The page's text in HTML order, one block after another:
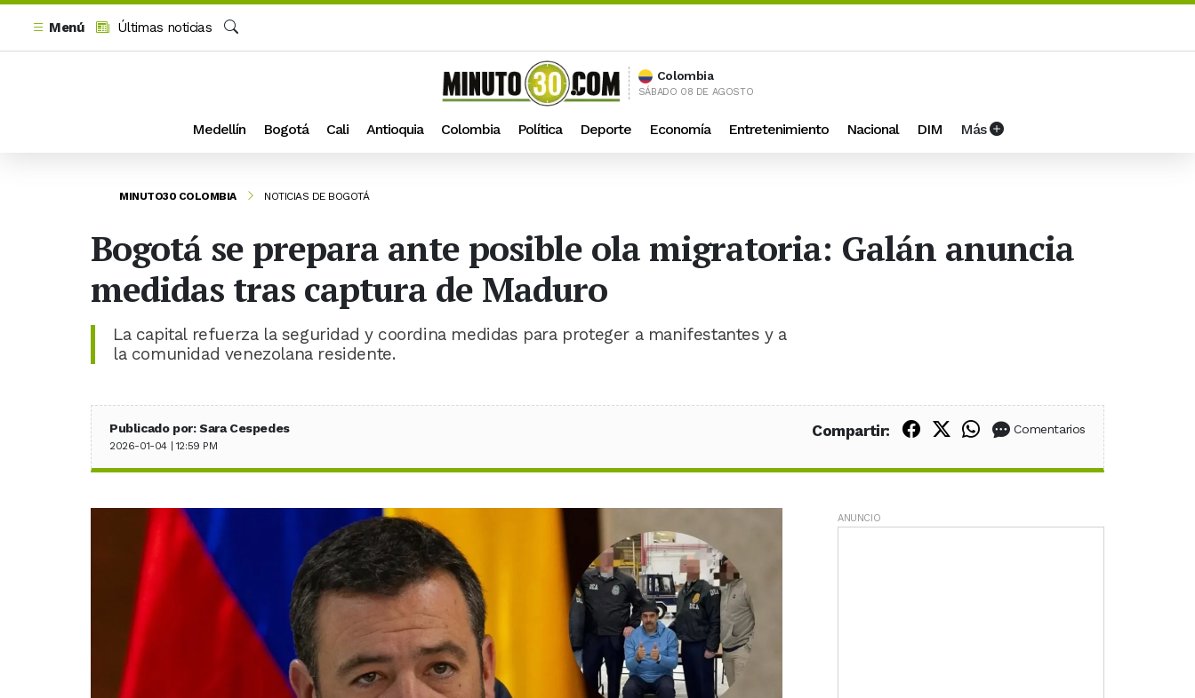
Menú
Últimas noticias
Buscar
Colombia
SÁBADO 08 DE AGOSTO
Medellín Bogotá Cali Antioquia Colombia Política Deporte Economía Entretenimiento Nacional DIM Más
MINUTO30 COLOMBIA NOTICIAS DE BOGOTÁ
Bogotá se prepara ante posible ola migratoria: Galán anuncia
medidas tras captura de Maduro
La capital refuerza la seguridad y coordina medidas para proteger a manifestantes y a
la comunidad venezolana residente.
Publicado por: Sara Cespedes
2026-01-04 | 12:59 PM
Compartir: Compartir en Facebook
Compartir en X (Twitter)
Compartir en WhatsApp
Comentarios
ANUNCIO